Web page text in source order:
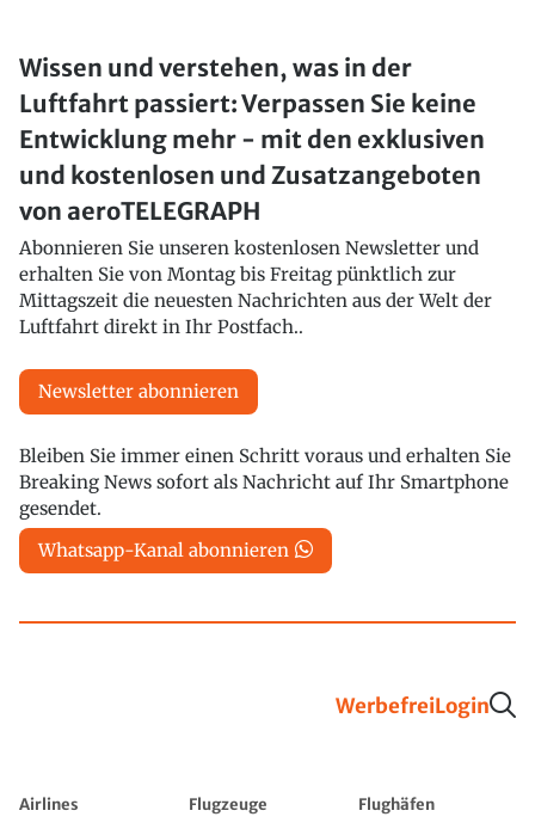
Wissen und verstehen, was in der
Luftfahrt passiert: Verpassen Sie keine
Entwicklung mehr - mit den exklusiven
und kostenlosen und Zusatzangeboten
von aeroTELEGRAPH
Abonnieren Sie unseren kostenlosen Newsletter und
erhalten Sie von Montag bis Freitag pünktlich zur
Mittagszeit die neuesten Nachrichten aus der Welt der
Luftfahrt direkt in Ihr Postfach..
Newsletter abonnieren
Bleiben Sie immer einen Schritt voraus und erhalten Sie
Breaking News sofort als Nachricht auf Ihr Smartphone
gesendet.
Whatsapp-Kanal abonnieren
WerbefreiLogin
Airlines Flugzeuge
Flughäfen